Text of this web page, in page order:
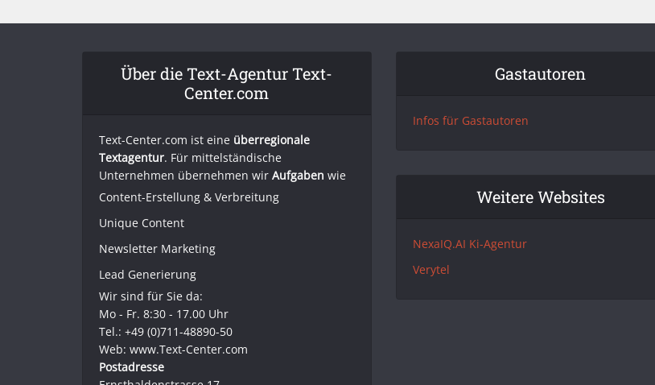
Über die Text-Agentur Text-
Center.com
Text-Center.com ist eine überregionale
Textagentur. Für mittelständische
Unternehmen übernehmen wir Aufgaben wie
Content-Erstellung & Verbreitung
Unique Content
Newsletter Marketing
Lead Generierung
Wir sind für Sie da:
Mo - Fr. 8:30 - 17.00 Uhr
Tel.: +49 (0)711-48890-50
Web: www.Text-Center.com
Postadresse
Gastautoren
Infos für Gastautoren
Weitere Websites
NexaIQ.AI Ki-Agentur
Verytel